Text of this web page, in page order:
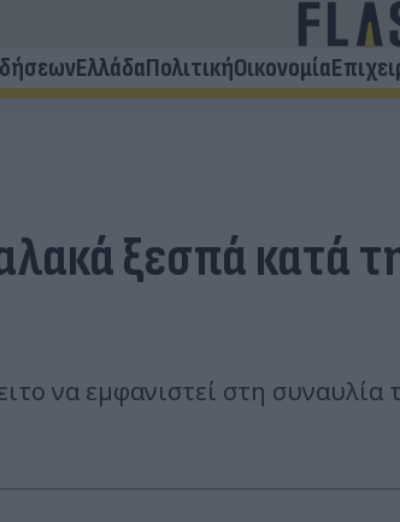
ΕλλάδαΠολιτικήΟικονομία
ξεσπά κατά
να εμφανιστεί στη